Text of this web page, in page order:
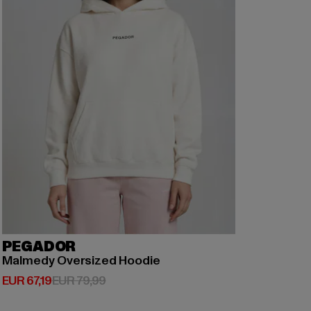
PEGADOR
Malmedy Oversized Hoodie
EUR 67,19
Derzeitiger Preis: EUR 67,19
EUR 79,99Aktionspreis: EUR 79,99